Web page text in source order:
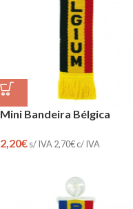
Mini Bandeira Bélgica
2,20€s/ IVA 2,70€c/ IVA